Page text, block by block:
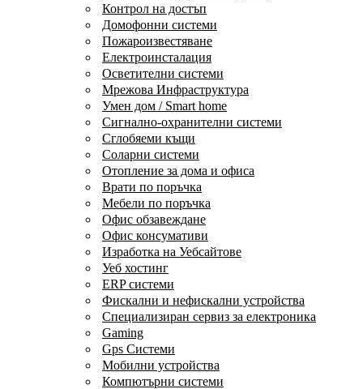
Контрол на достъп
Домофонни системи
Пожароизвестяване
Електроинсталация
Осветителни системи
Мрежова Инфраструктура
Умен дом / Smart home
Сигнално-охранителни системи
Сглобяеми къщи
Соларни системи
Отопление за дома и офиса
Врати по поръчка
Мебели по поръчка
Офис обзавеждане
Офис консумативи
Изработка на Уебсайтове
Уеб хостинг
ERP системи
Фискални и нефискални устройства
Специализиран сервиз за електроника
Gaming
Gps Системи
Мобилни устройства
Компютърни системи